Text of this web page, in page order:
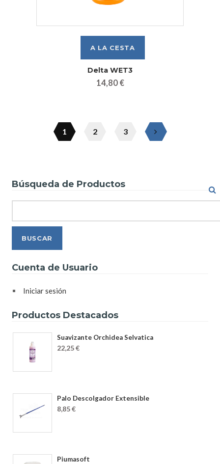
Delta WET3
14,80 €
1 2 3
Búsqueda de Productos
Cuenta de Usuario
Iniciar sesión
Productos Destacados
Suavizante Orchidea Selvatica
22,25 €
Palo Descolgador Extensible
8,85 €
Piumasoft